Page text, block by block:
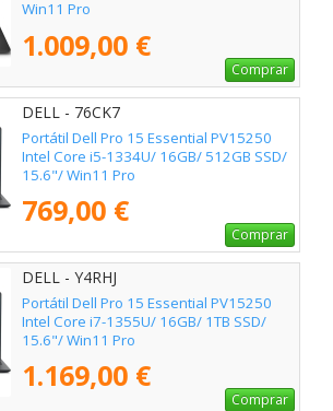
Win11 Pro
1.009,00 €
Comprar
DELL - 76CK7
Portátil Dell Pro 15 Essential PV15250
Intel Core i5-1334U/ 16GB/ 512GB SSD/
15.6"/ Win11 Pro
769,00 €
Comprar
DELL - Y4RHJ
Portátil Dell Pro 15 Essential PV15250
Intel Core i7-1355U/ 16GB/ 1TB SSD/
15.6"/ Win11 Pro
1.169,00 €
Comprar